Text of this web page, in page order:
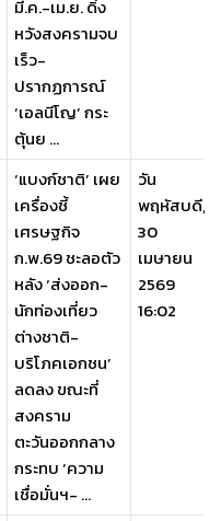
มี.ค.-เม.ย. ดิ่ง
หวังสงครามจบ
เร็ว-
ปรากฏการณ์
‘เอลนีโญ’ กระ
ตุ้นย ...
‘แบงก์ชาติ’ เผย
เครื่องชี้
เศรษฐกิจ
ก.พ.69 ชะลอตัว
หลัง ‘ส่งออก-
นักท่องเที่ยว
ต่างชาติ-
บริโภคเอกชน’
ลดลง ขณะที่
สงคราม
ตะวันออกกลาง
กระทบ ‘ความ
เชื่อมั่นฯ- ...
วัน
พฤหัสบดี,
30
เมษายน
2569
16:02